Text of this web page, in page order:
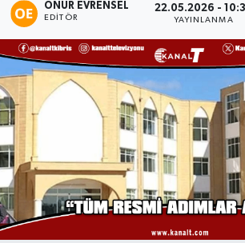
ONUR EVRENSEL
EDITÖR
22.05.2026 -
YAYINLANMA